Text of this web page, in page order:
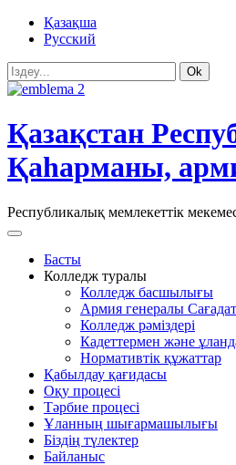
Қазақша
Русский
Ok
Қазақстан
Қаһарманы,
Республикалық мемлекеттік
Басты
Колледж туралы
Колледж басшылығы
Армия генералы
Колледж рәміздері
Кадеттермен және
Нормативтік құжаттар
Қабылдау қағидасы
Оқу процесі
Тәрбие процесі
Ұланның шығармашылығы
Біздің түлектер
Байланыс